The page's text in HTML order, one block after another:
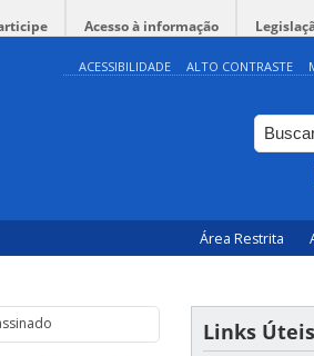
Acesso à informação
ACESSIBILIDADE ALTO CONTRASTE
Área Restrita
Links Úteis